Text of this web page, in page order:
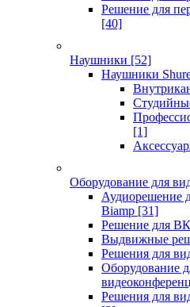
Решение для
[40]
Наушники [52]
Наушники
[1]
Оборудование для
Аудиорешение
Biamp [31]
Решение для
Выдвижные
Решения для
Оборудование
Решения для